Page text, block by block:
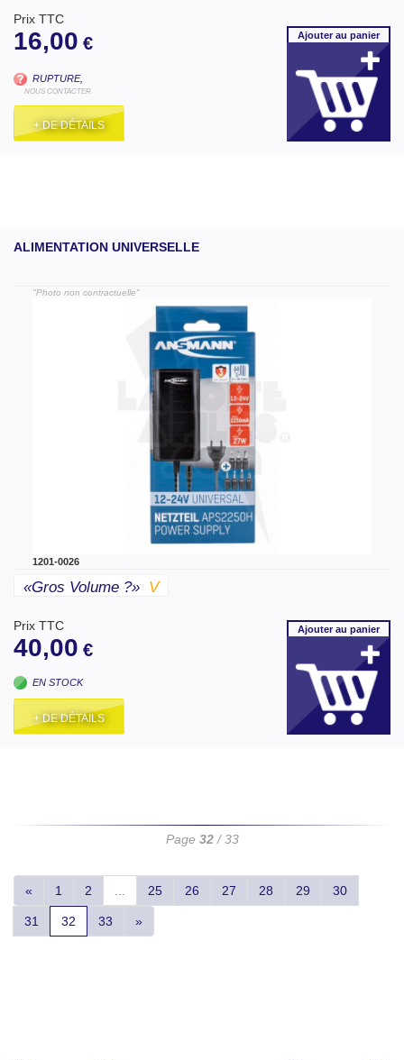
Prix TTC
16,00 €
RUPTURE,
NOUS CONTACTER
+ DE DÉTAILS
Ajouterau panier
ALIMENTATION UNIVERSELLE
"Photo non contractuelle"
1201-0026
«gros Volume ?» V
Prix TTC
40,00 €
EN STOCK
+ DE DÉTAILS
Ajouterau panier
Page 32/ 33
« 1 2 25 26 27 28 29 30
31 32 33 »